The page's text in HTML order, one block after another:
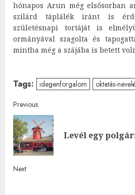
hónapos Arun még elsősorban
szilárd táplálék iránt is
születésnapi tortáját is
ormányával szagolta és
mintha még a szájába is betett
Tags: idegenforgalom oktatás-
Post
navigation
Previous
Levél egy
Next